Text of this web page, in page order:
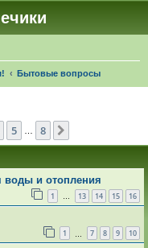
Бытовые вопросы
5 8
воды и отопления
1 … 13 14 15 16
1 7 8 9 10